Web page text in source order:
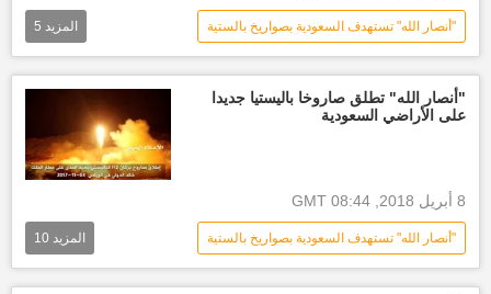
"أنصار الله" تستهدف السعودية بصواريخ بالستية
العالم العربي الأخبار
قوات الرئيس هادي أنصار الله
أخبار اليمن الأن
المزيد 5
"أنصار الله" تطلق صاروخا باليستيا جديدا
على الأراضي السعودية
8 أبريل 2018, 08:44 GMT
"أنصار الله" تستهدف السعودية بصواريخ بالستية
العالم العربي الأخبار منطقة عسير
المزيد 10